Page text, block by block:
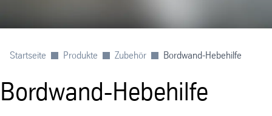
Startseite Produkte Zubehör Bordwand-Hebehilfe
Bordwand-Hebehilfe